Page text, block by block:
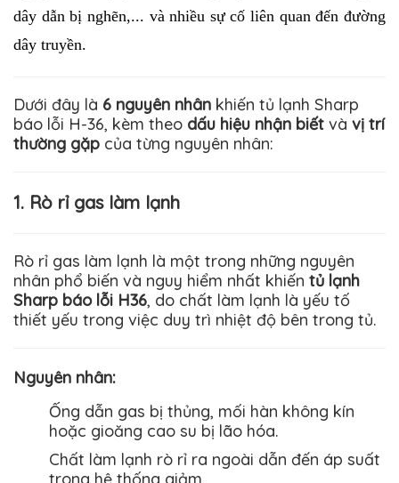
dây dẫn bị nghẽn,... và nhiều sự cố liên quan đến đường
dây truyền.
Dưới đây là 6 nguyên nhân khiến tủ lạnh Sharp
báo lỗi H-36, kèm theo dấu hiệu nhận biết và vị trí
thường gặp của từng nguyên nhân:
1. Rò rỉ gas làm lạnh
Rò rỉ gas làm lạnh là một trong những nguyên
nhân phổ biến và nguy hiểm nhất khiến tủ lạnh
Sharp báo lỗi H36, do chất làm lạnh là yếu tố
thiết yếu trong việc duy trì nhiệt độ bên trong tủ.
Nguyên nhân:
Ống dẫn gas bị thủng, mối hàn không kín
hoặc gioăng cao su bị lão hóa.
Chất làm lạnh rò rỉ ra ngoài dẫn đến áp suất
trong hệ thống giảm.